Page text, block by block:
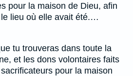
pour la maison de Dieu, afin
lieu où elle avait été.…
tu trouveras dans toute la
et les dons volontaires faits
pour la maison